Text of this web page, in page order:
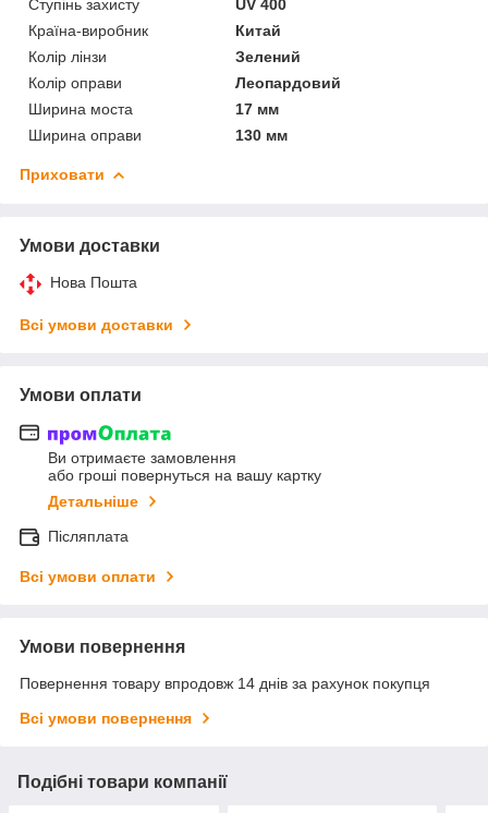
Ступінь захисту
UV 400
Країна-виробник
Китай
Колір лінзи
Зелений
Колір оправи
Леопардовий
Ширина моста
17 мм
Ширина оправи
130 мм
Приховати
Умови доставки
Нова Пошта
Всі умови доставки
Умови оплати
Ви отримаєте замовлення
або гроші повернуться на вашу картку
Детальніше
Післяплата
Всі умови оплати
Умови повернення
Повернення товару впродовж 14 днів за рахунок покупця
Всі умови повернення
Подібні товари компанії